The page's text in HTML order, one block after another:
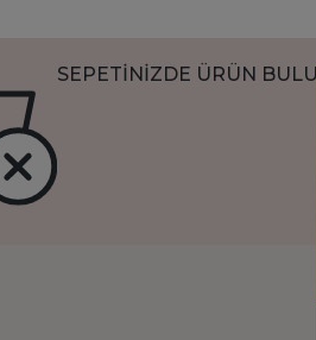
SEPETİNİZDE ÜRÜN